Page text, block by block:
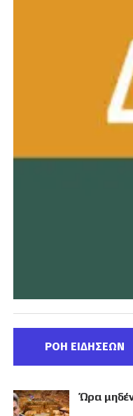
ΡΟΗ ΕΙΔΗΣΕΩΝ
Ώρα